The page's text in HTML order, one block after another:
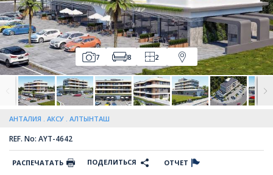
7 8 2
АНТАЛИЯ АКСУ АЛТЫНТАШ
REF. No: AYT-4642
РАСПЕЧАТАТЬ ПОДЕЛИТЬСЯ ОТЧЕТ